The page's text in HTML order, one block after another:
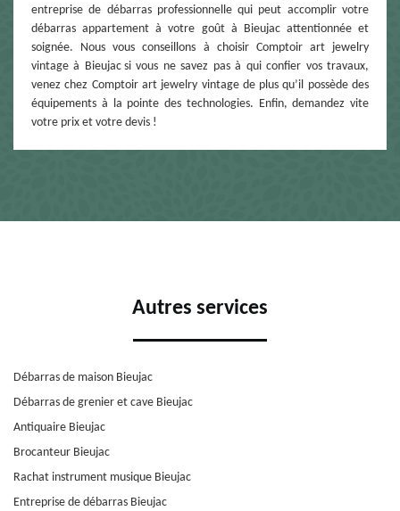
entreprise de débarras professionnelle qui peut accomplir votre
débarras appartement à votre goût à Bieujac attentionnée et
soignée. Nous vous conseillons à choisir Comptoir art jewelry
vintage à Bieujac si vous ne savez pas à qui confier vos travaux,
venez chez Comptoir art jewelry vintage de plus qu’il possède des
équipements à la pointe des technologies. Enfin, demandez vite
votre prix et votre devis !
Autres services
Débarras de maison Bieujac
Débarras de grenier et cave Bieujac
Antiquaire Bieujac
Brocanteur Bieujac
Rachat instrument musique Bieujac
Entreprise de débarras Bieujac